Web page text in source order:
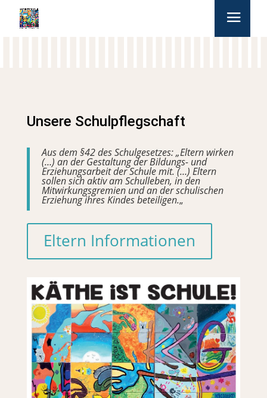
Unsere Schulpflegschaft
Aus dem §42 des Schulgesetzes: „Eltern wirken
(…) an der Gestaltung der Bildungs- und
Erziehungsarbeit der Schule mit. (…) Eltern
sollen sich aktiv am Schulleben, in den
Mitwirkungsgremien und an der schulischen
Erziehung ihres Kindes beteiligen.„
Eltern Informationen